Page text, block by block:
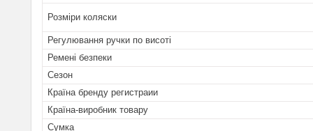
Розміри коляски
Регулювання ручки по висоті
Ремені безпеки
Сезон
Країна бренду регистраии
Країна-виробник товару
Сумка